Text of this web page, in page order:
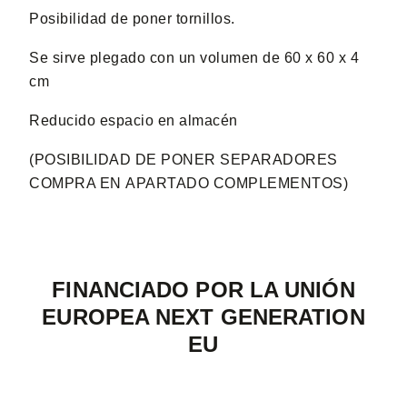
Posibilidad de poner tornillos.
Se sirve plegado con un volumen de 60 x 60 x 4
cm
Reducido espacio en almacén
(POSIBILIDAD DE PONER SEPARADORES
COMPRA EN APARTADO COMPLEMENTOS)
FINANCIADO POR LA UNIÓN
EUROPEA NEXT GENERATION
EU